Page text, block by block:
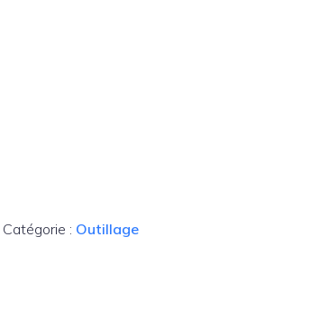
Catégorie : Outillage